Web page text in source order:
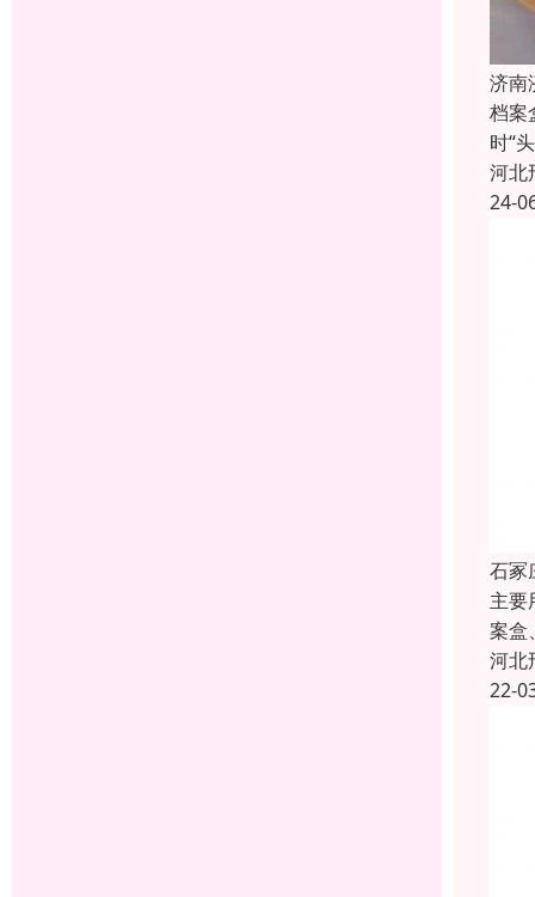
济南
档案
时“
河北
24-
石冢
主要
案盒
河北
22-